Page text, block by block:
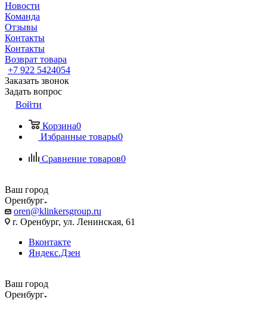
Новости
Команда
Отзывы
Контакты
Контакты
Возврат товара
+7 922 5424054
Заказать звонок
Задать вопрос
Войти
Корзина0
Избранные товары0
Сравнение товаров0
Ваш город
Оренбург
oren@klinkersgroup.ru
г. Оренбург, ул. Ленинская, 61
Вконтакте
Яндекс.Дзен
Ваш город
Оренбург